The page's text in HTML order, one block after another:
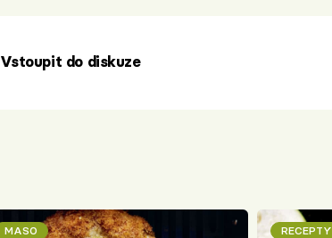
Vstoupit do diskuze
MASO RECEPTY